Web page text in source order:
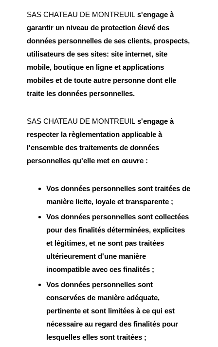
SAS CHATEAU DE MONTREUILs'engage à
garantir un niveau de protection élevé des
données personnelles de ses clients, prospects,
utilisateurs de ses sites: site internet, site
mobile, boutique en ligne et applications
mobiles et de toute autre personne dont elle
traite les données personnelles.
SAS CHATEAU DE MONTREUILs'engage à
respecter la règlementation applicable à
l'ensemble des traitements de données
personnelles qu'elle met en œuvre :
Vos données personnelles sont traitées de
manière licite, loyale et transparente ;
Vos données personnelles sont collectées
pour des finalités déterminées, explicites
et légitimes, et ne sont pas traitées
ultérieurement d'une manière
incompatible avec ces finalités ;
Vos données personnelles sont
conservées de manière adéquate,
pertinente et sont limitées à ce qui est
nécessaire au regard des finalités pour
lesquelles elles sont traitées ;